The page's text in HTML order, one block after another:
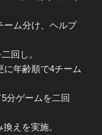
分け、ヘルプ
回し。
齢順で4チーム
ゲームを二回
を実施。